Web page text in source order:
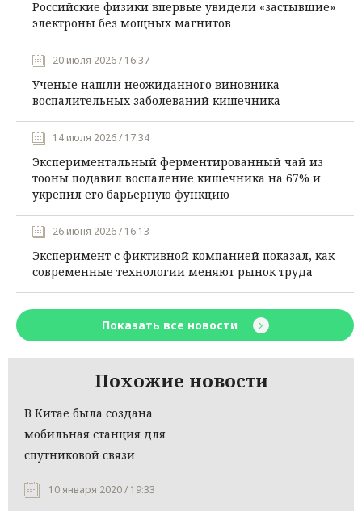
Российские физики впервые увидели «застывшие»
электроны без мощных магнитов
20 июля 2026 / 16:37
Ученые нашли неожиданного виновника
воспалительных заболеваний кишечника
14 июля 2026 / 17:34
Экспериментальный ферментированный чай из
тооны подавил воспаление кишечника на 67% и
укрепил его барьерную функцию
26 июня 2026 / 16:13
Эксперимент с фиктивной компанией показал, как
современные технологии меняют рынок труда
Показать все новости
Похожие новости
В Китае была создана
мобильная станция для
спутниковой связи
10 января 2020 / 19:33